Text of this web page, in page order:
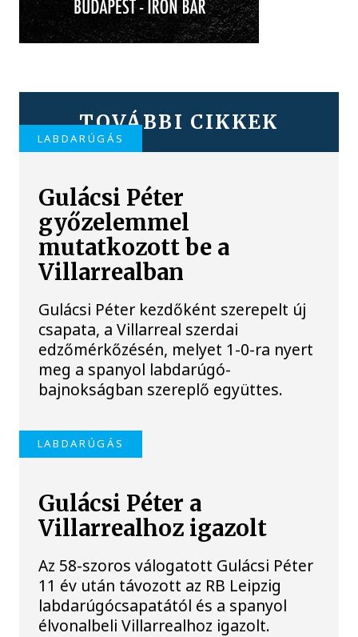
TOVÁBBI CIKKEK
LABDARÚGÁS
Gulácsi Péter
győzelemmel
mutatkozott be a
Villarrealban
Gulácsi Péter kezdőként szerepelt új
csapata, a Villarreal szerdai
edzőmérkőzésén, melyet 1-0-ra nyert
meg a spanyol labdarúgó-
bajnokságban szereplő együttes.
LABDARÚGÁS
Gulácsi Péter a
Villarrealhoz igazolt
Az 58-szoros válogatott Gulácsi Péter
11 év után távozott az RB Leipzig
labdarúgócsapatától és a spanyol
élvonalbeli Villarrealhoz igazolt.